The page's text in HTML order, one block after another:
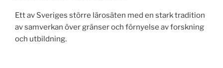
Ett av Sveriges större lärosäten med en stark tradition
av samverkan över gränser och förnyelse av forskning
och utbildning.